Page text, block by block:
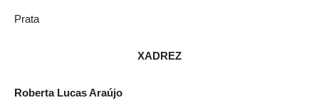
Prata
XADREZ
Roberta Lucas Araújo